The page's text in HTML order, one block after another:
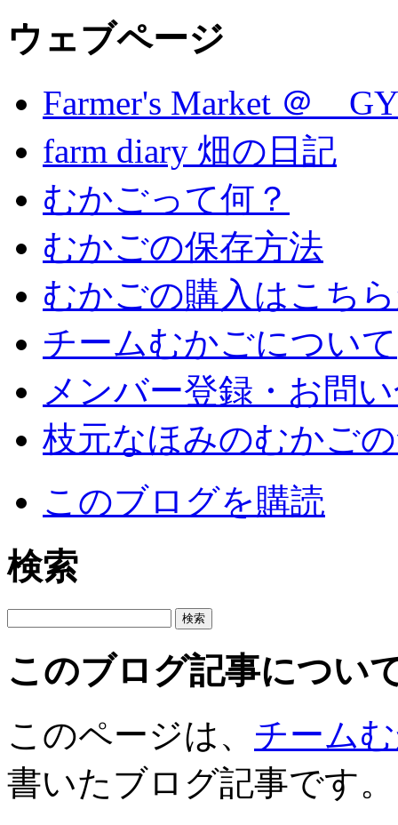
ウェブページ
Farmer's Market ＠
farm diary 畑の日記
むかごって何？
むかごの保存方法
むかごの購入はこち
チームむかごについて
メンバー登録・お問
枝元なほみのむかご
このブログを購読
検索
このブログ記事につい
このページは、 チーム
書いたブログ記事です。